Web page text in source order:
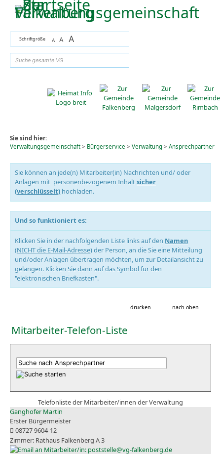
Zum Inhalt,zur Navigationoder
Schriftgröße A A A
Sie sind hier:
Verwaltungsgemeinschaft> Bürgerservice > Verwaltung> Ansprechpartner
Sie können an jede(n) Mitarbeiter(in) Nachrichten und/ oder
Anlagen mit personenbezogenem Inhaltsicher
(verschlüsselt) hochladen.
Und so funktioniert es:
Klicken Sie in der nachfolgenden Liste links auf den Namen
(NICHT die E-Mail-Adresse) der Person, an die Sie eine Mitteilung
und/oder Anlagen übertragen möchten, um zur Detailansicht zu
gelangen. Klicken Sie dann auf das Symbol für den
"elektronischen Briefkasten".
drucken nach oben
Mitarbeiter-Telefon-Liste
Telefonliste der Mitarbeiter/innen der Verwaltung
Ganghofer Martin
Erster Bürgermeister
08727 9604-12
Rathaus Falkenberg A 3